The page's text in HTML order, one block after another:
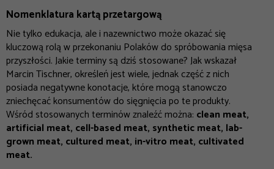
Nomenklatura kartą przetargową
Nie tylko edukacja, ale i nazewnictwo może okazać się
kluczową rolą w przekonaniu Polaków do spróbowania mięsa
przyszłości. Jakie terminy są dziś stosowane? Jak wskazał
Marcin Tischner, określeń jest wiele, jednak część z nich
posiada negatywne konotacje, które mogą stanowczo
zniechęcać konsumentów do sięgnięcia po te produkty.
Wśród stosowanych terminów znaleźć można: clean meat,
artificial meat, cell-based meat, synthetic meat, lab-
grown meat, cultured meat, in-vitro meat, cultivated
meat.